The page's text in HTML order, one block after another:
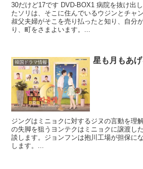
30だけど17です DVD-BOX1 病院を抜け出
たソリは、そこに住んでいるウジンとチャ
叔父夫婦がそこを売り払ったと知り、自分
り、町をさまよいます。...
韓国ドラマ情報 星も月もあ
ジングはミニョクに対するジヌの言動を理
の失脚を狙うヨンテクはミニョクに譲渡し
談します。ジョンフンは抱川工場が担保に
します。...